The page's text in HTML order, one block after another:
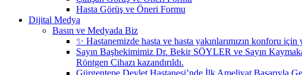
Hasta Görüş ve Öneri Formu
Dijital Medya
Basın ve Medyada Biz
✨ Hastanemizde hasta ve hasta yakınlarımızın konforu
Sayın Başhekimimiz Dr. Bekir SÖYLER ve Sayın
Röntgen Cihazı kazandırıldı.
Gürgentepe Devlet Hastanesi’nde İlk Ameliyat Başarıyla